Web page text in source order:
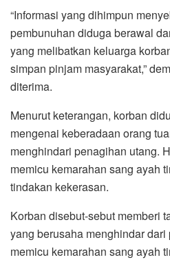
“Informasi yang dihimpun
pembunuhan diduga berawal
yang melibatkan keluarga
simpan pinjam masyarakat,”
diterima.
Menurut keterangan, korban
mengenai keberadaan orang
menghindari penagihan utang.
memicu kemarahan sang ayah
tindakan kekerasan.
Korban disebut-sebut memberi
yang berusaha menghindar
memicu kemarahan sang ayah